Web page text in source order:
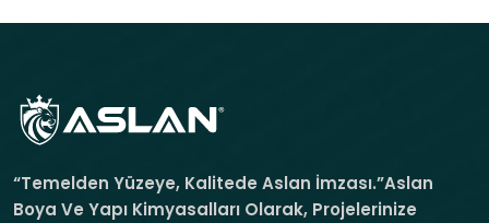
“Temelden Yüzeye, Kalitede Aslan İmzası.”Aslan
Boya Ve Yapı Kimyasalları Olarak, Projelerinize